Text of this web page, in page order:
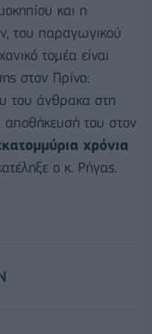
και η
του παραγωγικού
τομέα είναι
στον Πρίνο:
του άνθρακα στη
αποθήκευσή του στον
χρόνια
ο κ. Ρήγας.